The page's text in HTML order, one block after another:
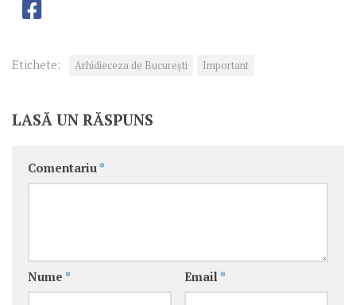
Etichete: Arhidieceza de București Important
LASĂ UN RĂSPUNS
Comentariu *
Nume * Email *